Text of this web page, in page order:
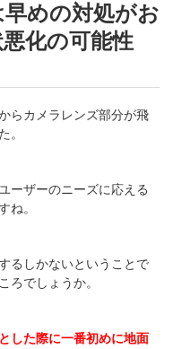
めの対処がお
化の可能性
らカメラレンズ部分が飛
。
ーザーのニーズに応える
ね。
るしかないということで
ろでしょうか。
した際に一番初めに地面